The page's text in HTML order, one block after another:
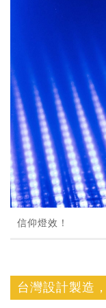
信仰燈效！
台灣設計製造